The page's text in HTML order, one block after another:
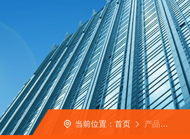
当前位置：首页 产品中心